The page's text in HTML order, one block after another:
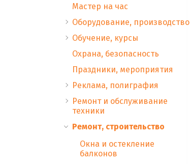
Мастер на час
Оборудование, производство
Обучение, курсы
Охрана, безопасность
Праздники, мероприятия
Реклама, полиграфия
Ремонт и обслуживание
техники
Ремонт, строительство
Окна и остекление
балконов